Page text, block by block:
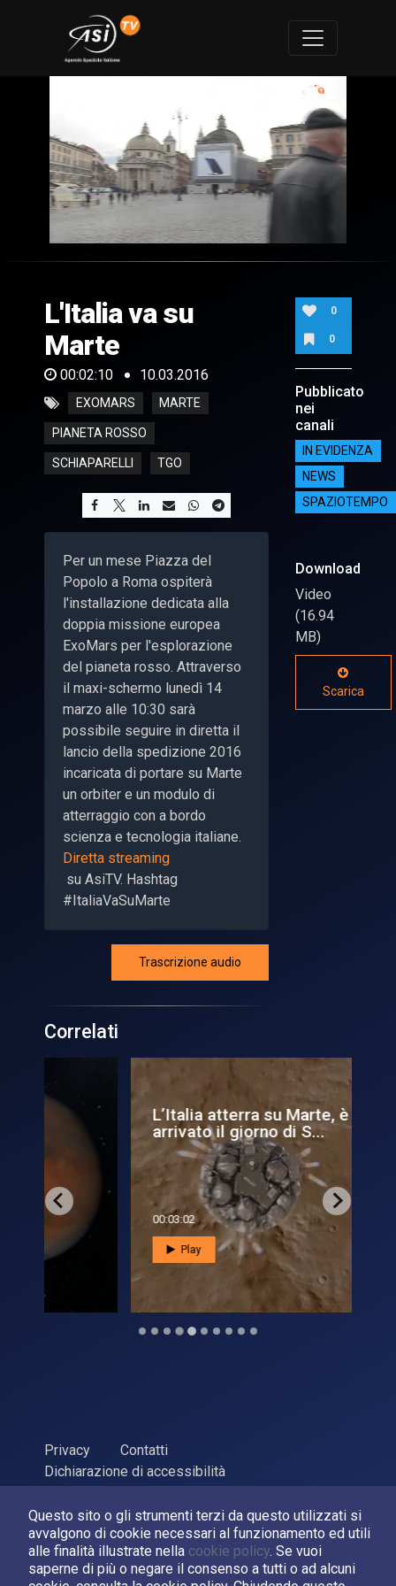
Questo sito o gli strumenti terzi da questo utilizzati si
avvalgono di cookie necessari al funzionamento ed utili
alle finalità illustrate nella cookie policy. Se vuoi
saperne di più o negare il consenso a tutti o ad alcuni
of
10
seconds
L'Italia va su
Marte
00:02:10 10.03.2016
EXOMARS MARTE
PIANETA ROSSO
SCHIAPARELLI TGO
Per un mese Piazza del
Popolo a Roma ospiterà
l'installazione dedicata alla
doppia missione europea
ExoMars per l'esplorazione
del pianeta rosso. Attraverso
il maxi-schermo lunedì 14
marzo alle 10:30 sarà
possibile seguire in diretta il
lancio della spedizione 2016
incaricata di portare su Marte
un orbiter e un modulo di
atterraggio con a bordo
scienza e tecnologia italiane.
Diretta streaming
su AsiTV. Hashtag
#ItaliaVaSuMarte
Trascrizione audio
0
0
Pubblicato
nei
canali
IN EVIDENZA
NEWS
SPAZIOTEMPO
Download
Video
(16.94
MB)
Scarica
Correlati
L’Italia atterra su Marte, è
arrivato il giorno di S...
Privacy
Contatti
Dichiarazione di accessibilità
ASI Agenzia Spaziale Italiana, 2026. P.Iva 03638121008
Sviluppato daLPM
Seguici su: